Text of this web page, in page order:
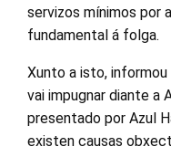
servizos mínimos por
fundamental á folga.
Xunto a isto,
vai impugnar diante a
presentado por Azul
existen causas